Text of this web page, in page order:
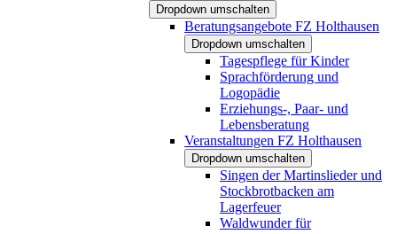
Dropdown umschalten
Beratungsangebote FZ Holthausen
Dropdown umschalten
Tagespflege für Kinder
Sprachförderung und
Logopädie
Erziehungs-, Paar- und
Lebensberatung
Veranstaltungen FZ Holthausen
Dropdown umschalten
Singen der Martinslieder und
Stockbrotbacken am
Lagerfeuer
Waldwunder für